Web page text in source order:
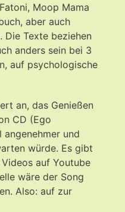
Moop Mama
aber auch
Die Texte beziehen
anders sein bei 3
auf psychologische
an, das Genießen
CD (Ego
und
würde. Es gibt
auf Youtube
wäre der Song
Also: auf zur